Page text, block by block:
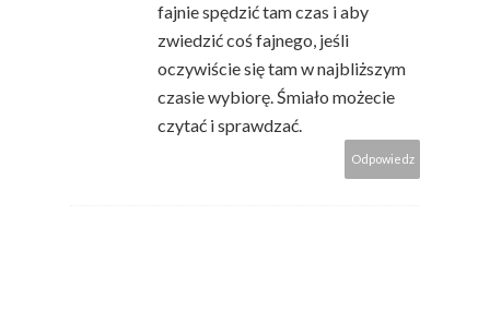
fajnie spędzić tam czas i aby
zwiedzić coś fajnego, jeśli
oczywiście się tam w najbliższym
czasie wybiorę. Śmiało możecie
czytać i sprawdzać.
Odpowiedz